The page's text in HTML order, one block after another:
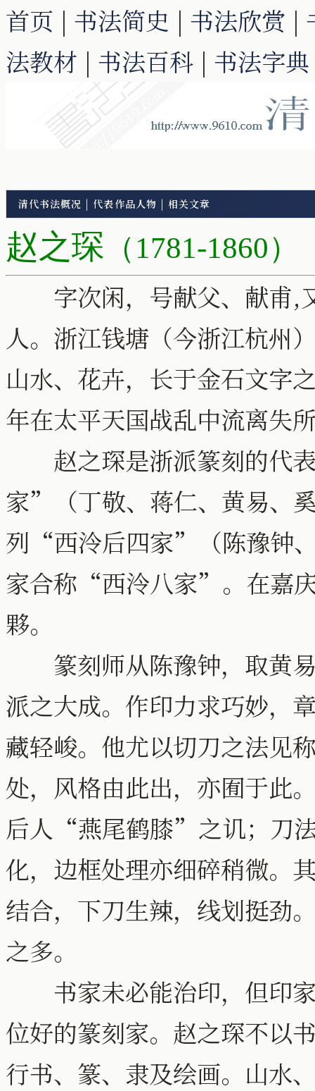
首页 | 书法简史 | 书法欣赏 |
法教材 | 书法百科 | 书法字典
清代书法概况 | 代表作品人物 | 相关文章
赵之琛 （1781-1860）
字次闲，号献父、献甫,
人。浙江钱塘（今浙江杭州
山水、花卉，长于金石文字
年在太平天国战乱中流离失
赵之琛是浙派篆刻的代
家”（丁敬、蒋仁、黄易、
列“西泠后四家”（陈豫钟
家合称“西泠八家”。在嘉
夥。
篆刻师从陈豫钟，取黄易
派之大成。作印力求巧妙，
藏轻峻。他尤以切刀之法见
处，风格由此出，亦囿于此
后人“燕尾鹤膝”之讥；刀
化，边框处理亦细碎稍微。
结合，下刀生辣，线划挺劲
之多。
书家未必能治印，但印家
位好的篆刻家。赵之琛不以
行书、篆、隶及绘画。山水